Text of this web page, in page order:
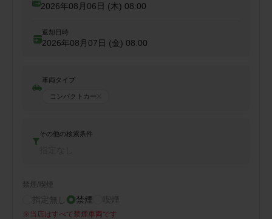
2026年08月06日 (木) 08:00
返却日時
2026年08月07日 (金) 08:00
車両タイプ
コンパクトカー
その他の検索条件
禁煙/喫煙
指定無し 禁煙 喫煙
※ 当店はすべて禁煙車両です